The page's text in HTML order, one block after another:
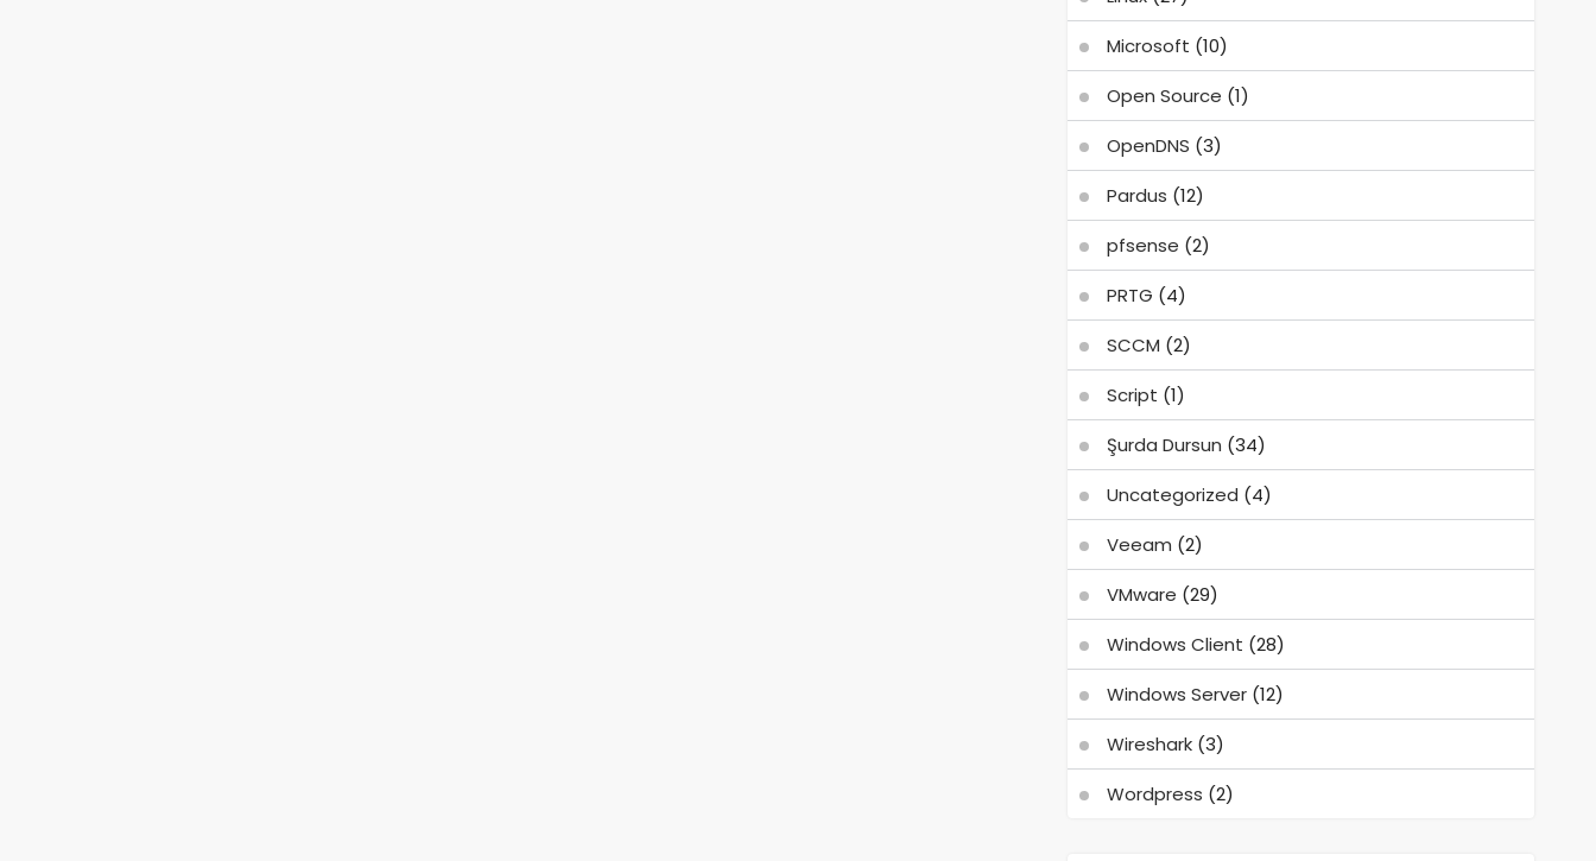
Microsoft (10)
Open Source (1)
OpenDNS (3)
Pardus (12)
pfsense (2)
PRTG (4)
SCCM (2)
Script (1)
Şurda Dursun (34)
Uncategorized (4)
Veeam (2)
VMware (29)
Windows Client (28)
Windows Server(12)
Wireshark(3)
Wordpress (2)